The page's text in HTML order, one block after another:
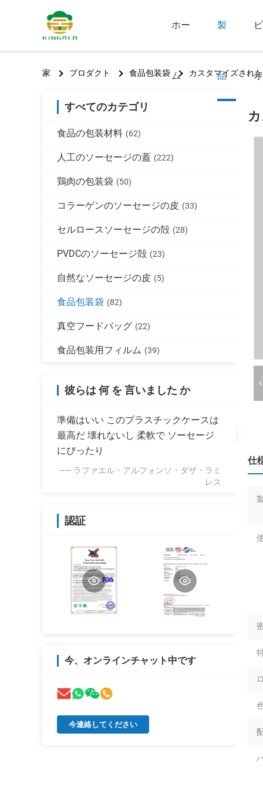
ホー
ム
製
品 オ
家 プロダクト 食品包装袋 カスタマイズされ
すべてのカテゴリ
食品の包装材料 (62)
人工のソーセージの蓋 (222)
鶏肉の包装袋 (50)
コラーゲンのソーセージの皮 (33)
セルロースソーセージの殻 (28)
PVDCのソーセージ殻 (23)
自然なソーセージの皮 (5)
食品包装袋 (82)
真空フードバッグ (22)
食品包装用フィルム (39)
彼らは 何 を 言いました か
準備はいい このプラスチックケースは
最高だ 壊れないし 柔軟で ソーセージ
にぴったり
—— ラファエル・アルフォンソ・ダザ・ラミ
レス
認証
今、オンラインチャット中です
今連絡してください
仕